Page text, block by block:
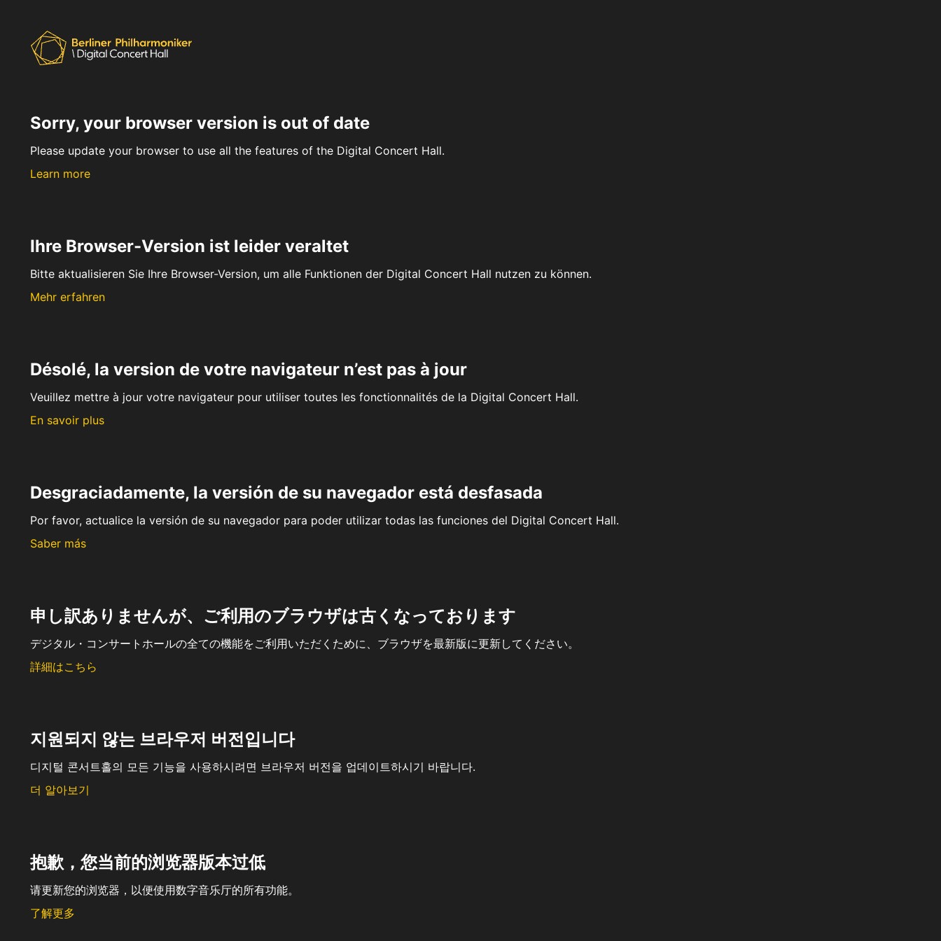
Sorry, your browser version is out of date
Please update your browser to use all the features of the Digital Concert Hall.
Learn more
Ihre Browser-Version ist leider veraltet
Bitte aktualisieren Sie Ihre Browser-Version, um alle Funktionen der Digital Concert Hall nutzen zu können.
Mehr erfahren
Désolé, la version de votre navigateur n’est pas à jour
Veuillez mettre à jour votre navigateur pour utiliser toutes les fonctionnalités de la Digital Concert Hall.
En savoir plus
Desgraciadamente, la versión de su navegador está desfasada
Por favor, actualice la versión de su navegador para poder utilizar todas las funciones del Digital Concert Hall.
Saber más
申し訳ありませんが、ご利用のブラウザは古くなっております
デジタル・コンサートホールの全ての機能をご利用いただくために、ブラウザを最新版に更新してください。
詳細はこちら
지원되지 않는 브라우저 버전입니다
디지털 콘서트홀의 모든 기능을 사용하시려면 브라우저 버전을 업데이트하시기 바랍니다.
더 알아보기
抱歉，您当前的浏览器版本过低
请更新您的浏览器，以便使用数字音乐厅的所有功能。
了解更多